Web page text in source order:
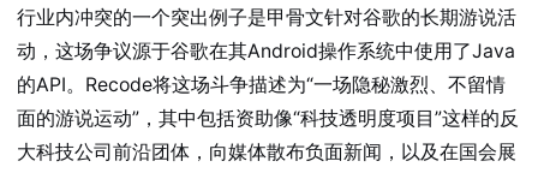
行业内冲突的一个突出例子是甲骨文针对谷歌的长期游说活
动，这场争议源于谷歌在其Android操作系统中使用了Java
的API。Recode将这场斗争描述为“一场隐秘激烈、不留情
面的游说运动”，其中包括资助像“科技透明度项目”这样的反
大科技公司前沿团体，向媒体散布负面新闻，以及在国会展